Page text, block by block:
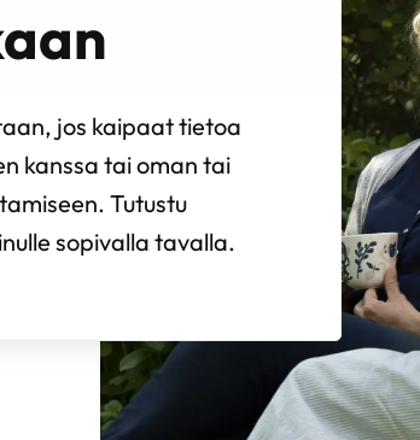
jos kaipaat tietoa
kanssa tai oman tai
Tutustu
sopivalla tavalla.